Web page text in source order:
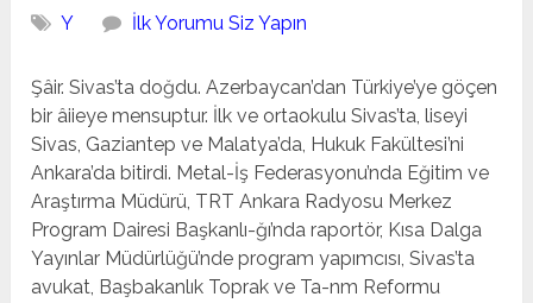
Y İlk Yorumu Siz Yapın
Şâir. Sivas’ta doğdu. Azerbaycan’dan Türkiye’ye göçen
bir âiieye mensuptur. İlk ve ortaokulu Sivas’ta, liseyi
Sivas, Gaziantep ve Malatya’da, Hukuk Fakültesi’ni
Ankara’da bi­tirdi. Metal-İş Federasyonu’nda Eğitim ve
Araştırma Müdü­rü, TRT Ankara Radyosu Merkez
Program Dairesi Başkanlı-ğı’nda raportör, Kısa Dalga
Yayınlar Müdürlüğü’nde prog­ram yapımcısı, Sivas’ta
avukat, Başbakanlık Toprak ve Ta-nm Reformu